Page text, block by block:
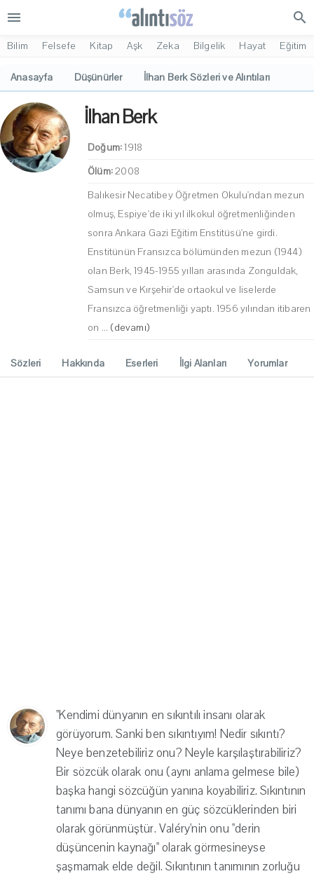
menu search
Bilim Felsefe Kitap Aşk Zeka Bilgelik Hayat Eğitim
Anasayfa Düşünürler İlhan Berk Sözleri ve Alıntıları
İlhan Berk
Doğum:1918
Ölüm:2008
Balıkesir Necatibey Öğretmen Okulu'ndan mezun
olmuş, Espiye'de iki yıl ilkokul öğretmenliğinden
sonra Ankara Gazi Eğitim Enstitüsü'ne girdi.
Enstitünün Fransızca bölümünden mezun (1944)
olan Berk, 1945-1955 yılları arasında Zonguldak,
Samsun ve Kırşehir'de ortaokul ve liselerde
Fransızca öğretmenliği yaptı. 1956 yılından itibaren
on ... (devamı)
Sözleri Hakkında Eserleri İlgi Alanları Yorumlar
''Kendimi dünyanın en sıkıntılı insanı olarak
görüyorum. Sanki ben sıkıntıyım! Nedir sıkıntı?
Neye benzetebiliriz onu? Neyle karşılaştırabiliriz?
Bir sözcük olarak onu (aynı anlama gelmese bile)
başka hangi sözcüğün yanına koyabiliriz. Sıkıntının
tanımı bana dünyanın en güç sözcüklerinden biri
olarak görünmüştür. Valéry'nin onu "derin
düşüncenin kaynağı" olarak görmesineyse
şaşmamak elde değil. Sıkıntının tanımının zorluğu